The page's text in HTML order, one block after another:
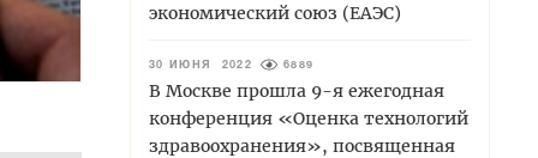
экономический союз (ЕАЭС)
30 ИЮНЯ 2022 6889
В Москве прошла 9-я ежегодная
конференция «Оценка технологий
здравоохранения», посвященная